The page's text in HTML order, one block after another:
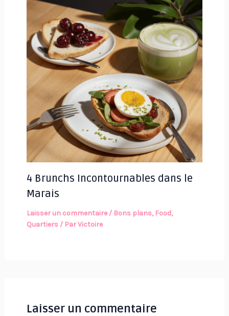
4 Brunchs Incontournables dans le
Marais
Laisser un commentaire / Bons plans, Food,
Quartiers/ ParVictoire
Laisser un commentaire